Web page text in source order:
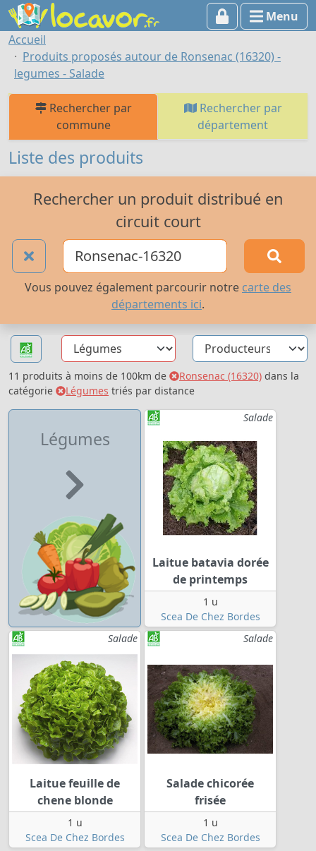
Menu
Accueil
Produits proposés autour de Ronsenac (16320) -
legumes - Salade
Rechercher par
commune
Rechercher par
département
Liste des produits
Rechercher un produit distribué en
circuit court
Vous pouvez également parcourir notre carte des
départements ici.
11 produits à moins de 100km de Ronsenac (16320) dans la
catégorie
Légumes triés par distance
Légumes
Salade
Laitue batavia dorée
de printemps
1 u
Scea De Chez Bordes
Salade
Laitue feuille de
chene blonde
1 u
Scea De Chez Bordes
Salade
Salade chicorée
frisée
1 u
Scea De Chez Bordes